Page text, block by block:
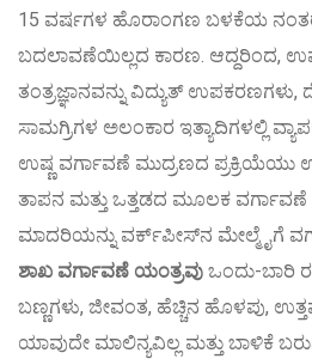
15 ವರ್ಷಗಳ ಹೊರಾಂಗಣ ಬಳಕೆಯ
ಬದಲಾವಣೆಯಿಲ್ಲದ ಕಾರಣ. ಆದ್ದರಿಂದ,
ತಂತ್ರಜ್ಞಾನವನ್ನು ವಿದ್ಯುತ್ ಉಪಕರಣಗಳು,
ಸಾಮಗ್ರಿಗಳ ಅಲಂಕಾರ ಇತ್ಯಾದಿಗಳಲ್ಲಿ
ಉಷ್ಣ ವರ್ಗಾವಣೆ ಮುದ್ರಣದ ಪ್ರಕ್ರಿಯೆಯು
ತಾಪನ ಮತ್ತು ಒತ್ತಡದ ಮೂಲಕ ವರ್ಗಾವಣೆ
ಮಾದರಿಯನ್ನು ವರ್ಕ್‌ಪೀಸ್‌ನ ಮೇಲ್ಮೈಗೆ
ಶಾಖ ವರ್ಗಾವಣೆ ಯಂತ್ರವುಒಂದು-ಬಾರಿ
ಬಣ್ಣಗಳು, ಜೀವಂತ, ಹೆಚ್ಚಿನ ಹೊಳಪು,
ಯಾವುದೇ ಮಾಲಿನ್ಯವಿಲ್ಲ ಮತ್ತು ಬಾಳಿಕೆ